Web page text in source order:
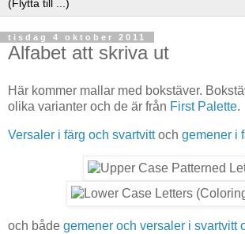
tisdag 4 oktober 2011
Alfabet att skriva ut
Här kommer mallar med bokstäver.
olika varianter och de är från First Palette.
Versaler i färg och svartvittoch gemener i
och både gemener och versaler i svartvitt